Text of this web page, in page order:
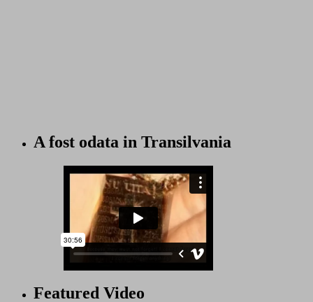
A fost odata in Transilvania
Featured Video